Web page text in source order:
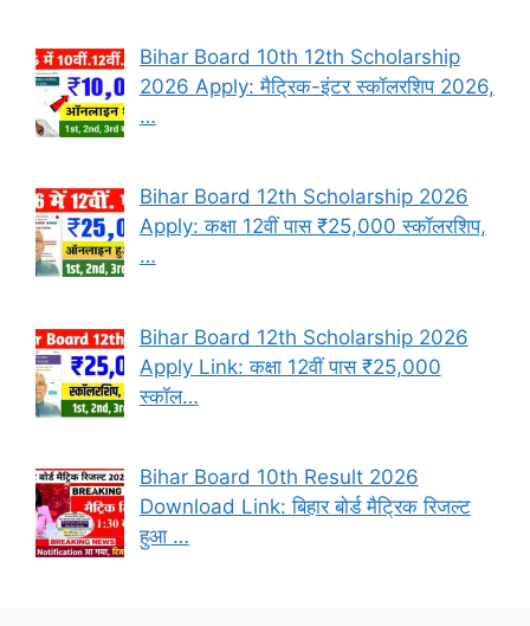
Bihar Board 10th 12th Scholarship
2026 Apply: मैट्रिक-इंटर स्कॉलरशिप 2026,
…
Bihar Board 12th Scholarship 2026
Apply: कक्षा 12वीं पास ₹25,000 स्कॉलरशिप,
…
Bihar Board 12th Scholarship 2026
Apply Link: कक्षा 12वीं पास ₹25,000
स्कॉल…
Bihar Board 10th Result 2026
Download Link: बिहार बोर्ड मैट्रिक रिजल्ट
हुआ …